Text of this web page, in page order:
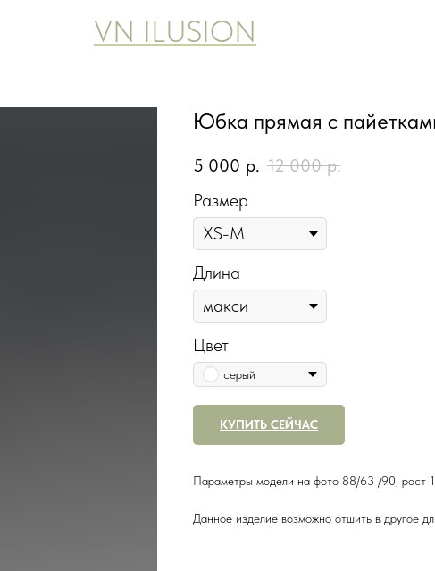
Юбка прямая с
5 000 р. 12 000 р.
Размер
Длина
Цвет
серый
КУПИТЬ СЕЙЧАС
Параметры модели на фото 88/63 /90, рост
Данное изделие возможно отшить в другое
VN ILUSION